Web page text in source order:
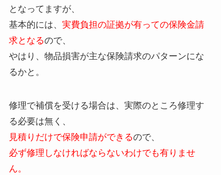
となってますが、
基本的には、 実費負担の証拠が有っての保険金請
求となるので、
やはり、物品損害が主な保険請求のパターンにな
るかと。
修理で補償を受ける場合は、実際のところ修理す
る必要は無く、
見積りだけで保険申請ができるので、
必ず修理しなければならないわけでも有りませ
ん。